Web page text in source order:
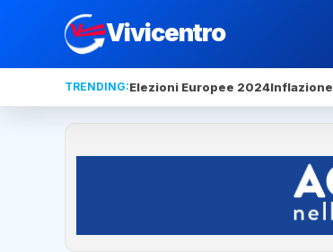
Vivicentro
TRENDING:Elezioni Europee 2024Inflazione